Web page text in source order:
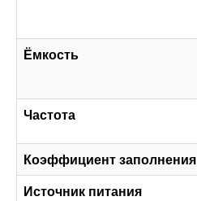
Ёмкость
Частота
Коэффициент заполнения
Источник питания